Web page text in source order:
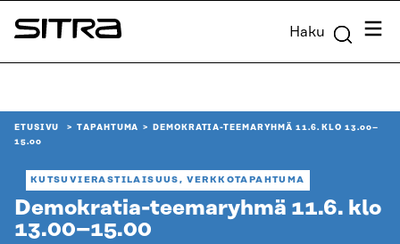
Siirry
suoraan
Sitra Haku
ETUSIVU TAPAHTUMA
DEMOKRATIA-TEEMARYHMÄ 11.6. KLO 13.00–
15.00
KUTSUVIERASTILAISUUS, VERKKOTAPAHTUMA
Demokratia-teemaryhmä 11.6. klo
13.00–15.00